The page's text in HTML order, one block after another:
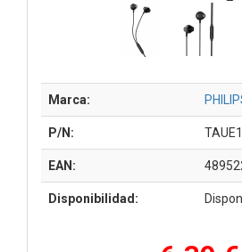
Marca:
P/N:
EAN:
Disponibilidad: